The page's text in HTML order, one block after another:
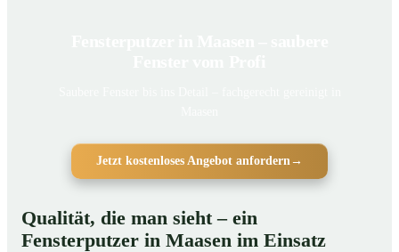
Jetzt kostenloses Angebot anfordern →
Qualität, die man sieht – ein
Fensterputzer in Maasen im Einsatz